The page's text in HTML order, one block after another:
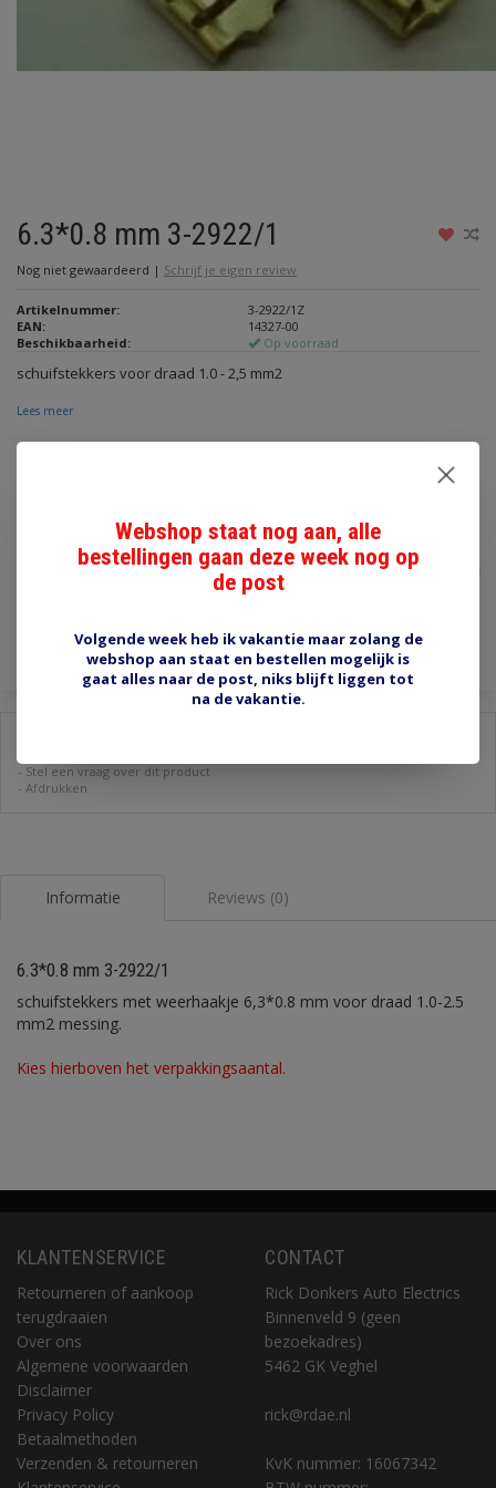
6.3*0.8 mm 3-2922/1
Nog niet gewaardeerd | Schrijf je eigen review
Artikelnummer:
3-2922/1Z
EAN:
14327-00
Beschikbaarheid:
Op voorraad
schuifstekkers voor draad 1.0 - 2,5 mm2
Lees meer
- Stel een vraag over dit product
- Afdrukken
Informatie Reviews (0)
6.3*0.8 mm 3-2922/1
schuifstekkers met weerhaakje 6,3*0.8 mm voor draad 1.0-2.5
mm2 messing.
Kies hierboven het verpakkingsaantal.
KLANTENSERVICE
Retourneren of aankoop
terugdraaien
Over ons
Algemene voorwaarden
Disclaimer
Privacy Policy
Betaalmethoden
Verzenden & retourneren
CONTACT
Rick Donkers Auto Electrics
Binnenveld 9 (geen
bezoekadres)
5462 GK Veghel
rick@rdae.nl
KvK nummer: 16067342
Webshop staat nog aan, alle
bestellingen gaan deze week nog op
de post
Volgende week heb ik vakantie maar zolang de
webshop aan staat en bestellen mogelijk is
gaat alles naar de post, niks blijft liggen tot
na de vakantie.